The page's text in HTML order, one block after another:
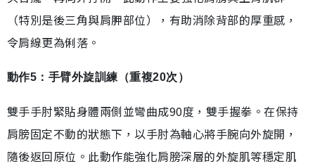
（特別是後三角與肩胛部位），有助消除背部的厚重感，
令肩線更為俐落。
動作5：手臂外旋訓練（重複20次）
雙手手肘緊貼身體兩側並彎曲成90度，雙手握拳。在保持
肩膀固定不動的狀態下，以手肘為軸心將手腕向外旋開，
隨後返回原位。此動作能強化肩膀深層的外旋肌等穩定肌